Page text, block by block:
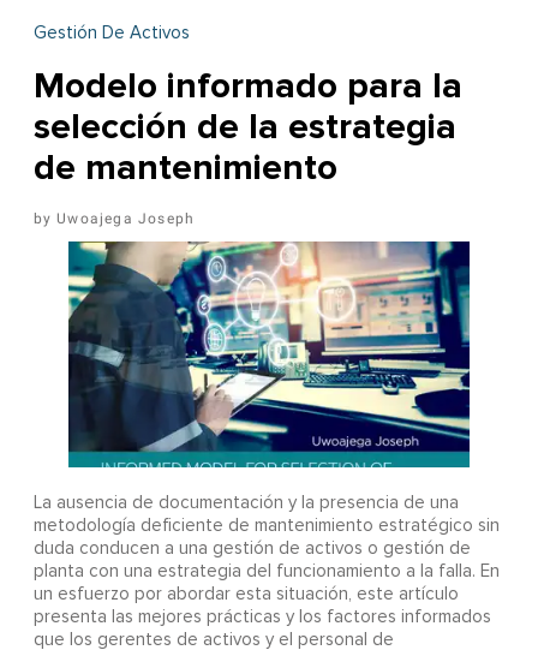
Gestión De Activos
Modelo informado para la
selección de la estrategia
de mantenimiento
Uwoajega Joseph
La ausencia de documentación y la presencia de una
metodología deficiente de mantenimiento estratégico sin
duda conducen a una gestión de activos o gestión de
planta con una estrategia del funcionamiento a la falla. En
un esfuerzo por abordar esta situación, este artículo
presenta las mejores prácticas y los factores informados
que los gerentes de activos y el personal de